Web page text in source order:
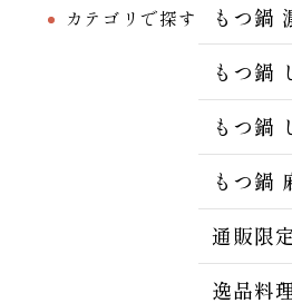
カテゴリで探す
もつ鍋
もつ鍋
もつ鍋
もつ鍋
通販限
逸品料